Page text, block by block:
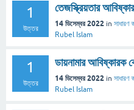
1
উত্তর
তেজস্ক্রিয়তার
14 ডিসেম্বর 2022 in সাধারণ
Rubel Islam
1
উত্তর
ডায়নামার আবিষ্কারক
14 ডিসেম্বর 2022 in সাধারণ
Rubel Islam